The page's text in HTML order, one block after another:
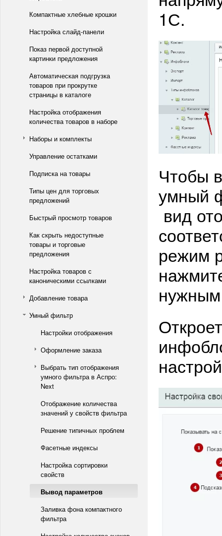
Компактные хлебные крошки
Настройка слайд-панели
Показ первой доступной
картинки предложения
Автоматическая подгрузка
товаров при прокрутке
страницы в каталоге
Настройка отображения
количества товаров в наборе
Наборы и комплекты
Управление остатками
Подписка на товары
Типы цен для торговых
предложений
Быстрый просмотр товаров
Как скрыть недоступные
товары и торговые
предложения
Настройка товаров с
каноническими ссылками
Добавление товара
Умный фильтр
Настройки отображения
Оформление заказа
Выбрать тип отображения
умного фильтра в Аспро:
Next
Отображение количества
значений у свойств фильтра
Решение типичных проблем
Фасетные индексы
Настройка сортировки
свойств
Вывод параметров
Заливка фона компактного
фильтра
1С.
Чтобы
умный
вид
режим